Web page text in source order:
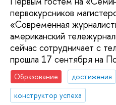
первокурсников
«Современная
американский
сейчас сотрудничает с
прошла 17 сентября на
Образование
достижения
конструктор успеха